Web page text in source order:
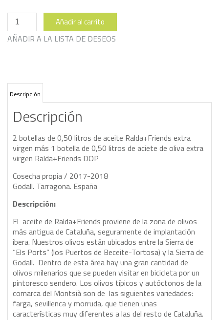
Pack
Descubierta
cantidad
Añadir al carrito
AÑADIR A LA LISTA DE DESEOS
Descripción
Descripción
2 botellas de 0,50 litros de aceite Ralda+Friends extra
virgen más 1 botella de 0,50 litros de aciete de oliva extra
virgen Ralda+Friends DOP
Cosecha propia / 2017-2018
Godall. Tarragona. España
Descripción:
El aceite de Ralda+Friends proviene de la zona de olivos
más antigua de Cataluña, seguramente de implantación
ibera. Nuestros olivos están ubicados entre la Sierra de
“Els Ports” (los Puertos de Beceite-Tortosa) y la Sierra de
Godall. Dentro de esta área hay una gran cantidad de
olivos milenarios que se pueden visitar en bicicleta por un
pintoresco sendero. Los olivos típicos y autóctonos de la
comarca del Montsià son de las siguientes variedades:
farga, sevillenca y morruda, que tienen unas
características muy diferentes a las del resto de Cataluña.